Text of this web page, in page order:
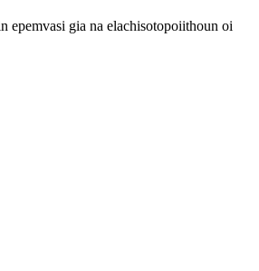
epemvasi gia na elachisotopoiithoun oi